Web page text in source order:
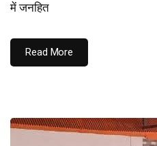
में जनहित
Read More